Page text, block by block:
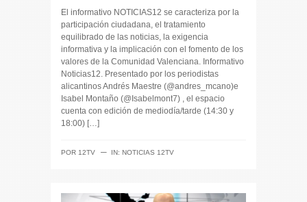
El informativo NOTICIAS12 se caracteriza por la
participación ciudadana, el tratamiento
equilibrado de las noticias, la exigencia
informativa y la implicación con el fomento de los
valores de la Comunidad Valenciana. Informativo
Noticias12. Presentado por los periodistas
alicantinos Andrés Maestre (@andres_mcano)e
Isabel Montaño (@Isabelmont7) , el espacio
cuenta con edición de mediodía/tarde (14:30 y
18:00) […]
POR 12TV ─ IN: NOTICIAS 12TV